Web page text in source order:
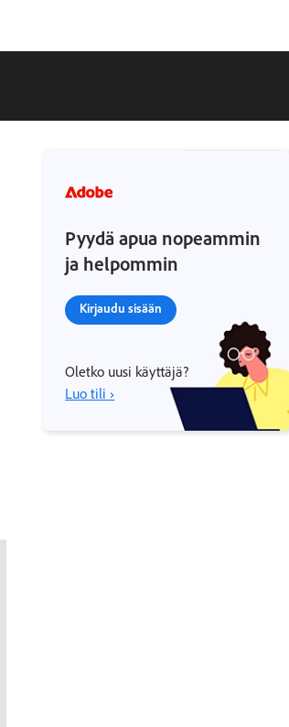
Pyydä apua nopeammin
ja helpommin
Kirjaudu sisään
Oletko uusi käyttäjä?
Luo tili ›